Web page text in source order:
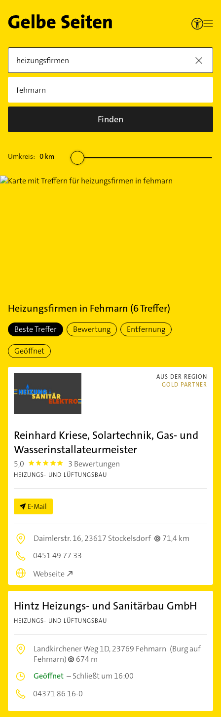
Finden
Umkreis: 0 km
Heizungsfirmen in Fehmarn (6Treffer)
Beste Treffer Bewertung Entfernung
Geöffnet
AUS DER REGION
GOLD PARTNER
Reinhard Kriese, Solartechnik, Gas- und
Wasserinstallateurmeister
5,0 5.0 3 Bewertungen
HEIZUNGS- UND LÜFTUNGSBAU
E-Mail
Daimlerstr. 16,23617 Stockelsdorf
71,4 km
0451 49 77 33
Webseite
Hintz Heizungs- und Sanitärbau GmbH
HEIZUNGS- UND LÜFTUNGSBAU
Landkirchener Weg 1D,23769 Fehmarn (Burg auf
Fehmarn)
674 m
Geöffnet –Schließt um 16:00
04371 86 16-0